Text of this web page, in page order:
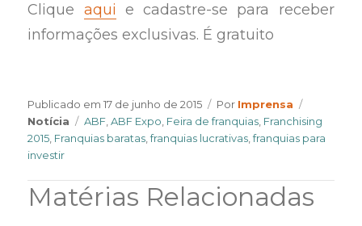
Clique aqui e cadastre-se para receber
informações exclusivas. É gratuito
Publicado em17 de junho de 2015 Por Author
Imprensa
Notícia
Tags
ABF ,ABF Expo Feira de franquias Franchising
2015 Franquias baratas ,franquias lucrativas ,franquias para
investir
Matérias Relacionadas